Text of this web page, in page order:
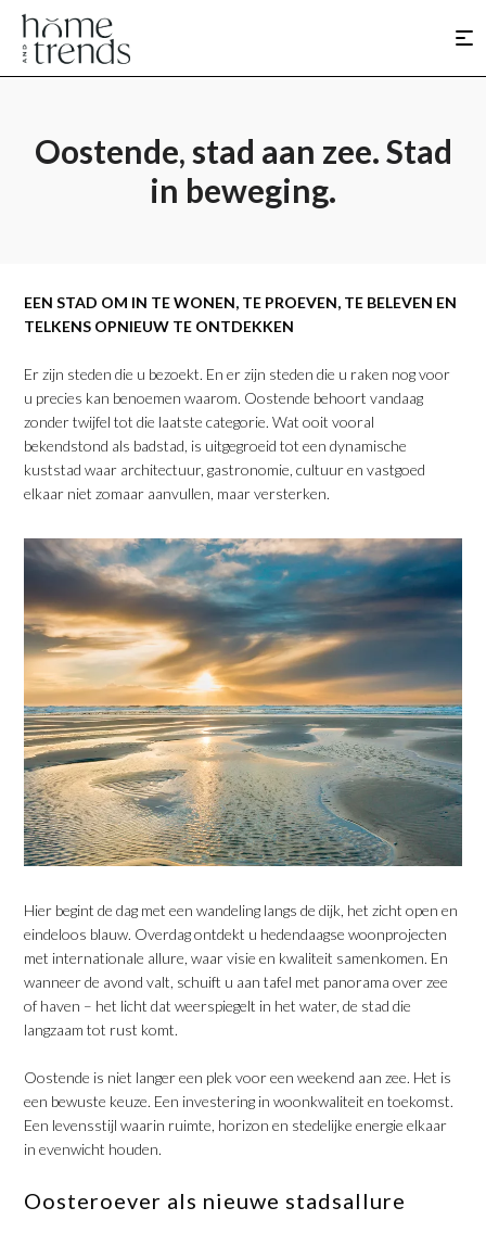
Oostende, stad aan zee. Stad
in beweging.
​EEN STAD OM IN TE WONEN, TE PROEVEN, TE BELEVEN EN
TELKENS OPNIEUW TE ONTDEKKEN
​Er zijn steden die u bezoekt. En er zijn steden die u raken nog voor
u precies kan benoemen waarom. Oostende behoort vandaag
zonder twijfel tot die laatste categorie. Wat ooit vooral
bekendstond als badstad, is uitgegroeid tot een dynamische
kuststad waar architectuur, gastronomie, cultuur en vastgoed
elkaar niet zomaar aanvullen, maar versterken.
​Hier begint de dag met een wandeling langs de dijk, het zicht open en
eindeloos blauw. Overdag ontdekt u hedendaagse woonprojecten
met internationale allure, waar visie en kwaliteit samenkomen. En
wanneer de avond valt, schuift u aan tafel met panorama over zee
of haven – het licht dat weerspiegelt in het water, de stad die
langzaam tot rust komt.
​Oostende is niet langer een plek voor een weekend aan zee. Het is
een bewuste keuze. Een investering in woonkwaliteit en toekomst.
Een levensstijl waarin ruimte, horizon en stedelijke energie elkaar
in evenwicht houden.
​Oosteroever als nieuwe stadsallure